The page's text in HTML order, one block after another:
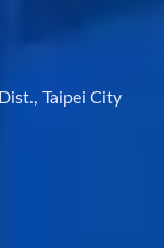
Taipei City